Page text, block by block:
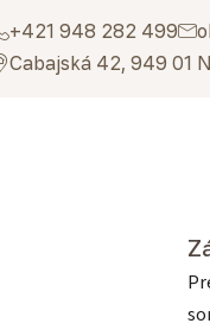
+421 948 282 499
Cabajská 42, 949 01